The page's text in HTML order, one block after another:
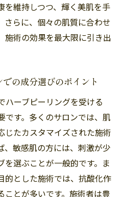
を維持しつつ、輝く美肌を手
さらに、個々の肌質に合わせ
施術の効果を最大限に引き出
の成分選びのポイント
ハーブピーリングを受ける
です。多くのサロンでは、肌
じたカスタマイズされた施術
、敏感肌の方には、刺激が少
を選ぶことが一般的です。ま
的とした施術では、抗酸化作
ことが多いです。施術者は豊